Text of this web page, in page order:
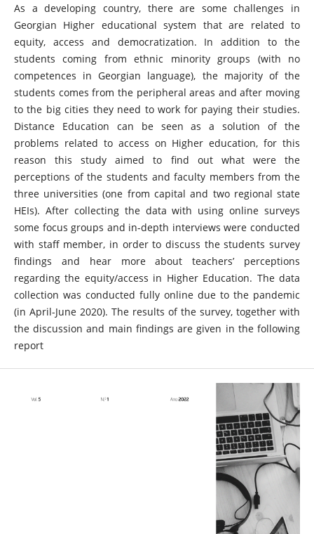
As a developing country, there are some challenges in
Georgian Higher educational system that are related to
equity, access and democratization. In addition to the
students coming from ethnic minority groups (with no
competences in Georgian language), the majority of the
students comes from the peripheral areas and after moving
to the big cities they need to work for paying their studies.
Distance Education can be seen as a solution of the
problems related to access on Higher education, for this
reason this study aimed to find out what were the
perceptions of the students and faculty members from the
three universities (one from capital and two regional state
HEIs). After collecting the data with using online surveys
some focus groups and in-depth interviews were conducted
with staff member, in order to discuss the students survey
findings and hear more about teachers’ perceptions
regarding the equity/access in Higher Education. The data
collection was conducted fully online due to the pandemic
(in April-June 2020). The results of the survey, together with
the discussion and main findings are given in the following
report